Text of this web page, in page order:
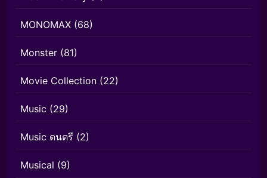
MONOMAX (68)
Monster (81)
Movie Collection (22)
Music (29)
Music ดนตรี (2)
Musical (9)